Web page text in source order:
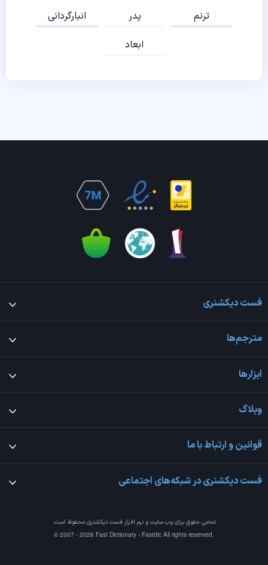
انبارگردانی
پدر
ترنم
ابعاد
فست دیکشنری
مترجم‌ها
ابزارها
وبلاگ
قوانین و ارتباط با ما
فست دیکشنری در شبکه‌های اجتماعی
تمامی حقوق برای وب سایت و نرم افزارفست دیکشنری محفوظ است.
© 2007 - 2026 Fast Dictionary - Fastdic All rights reserved.